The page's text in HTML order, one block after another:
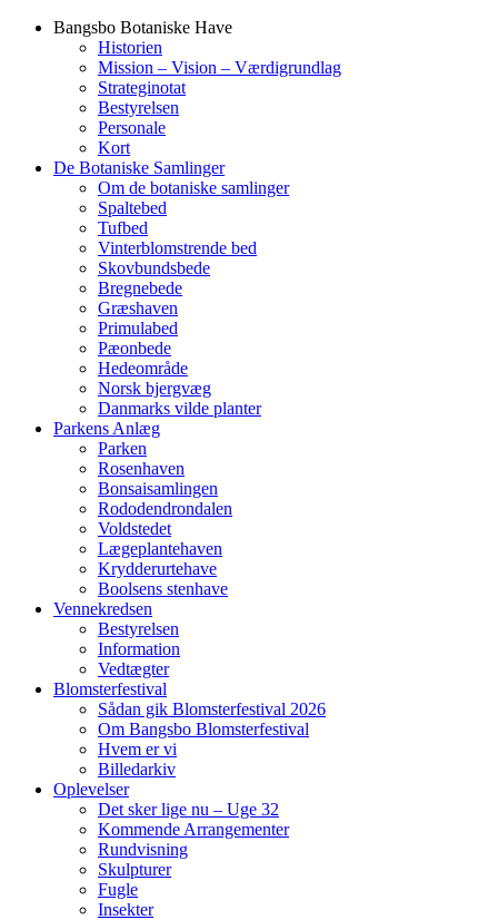
Bangsbo Botaniske Have
Historien
Mission – Vision – Værdigrundlag
Strateginotat
Bestyrelsen
Personale
Kort
De Botaniske Samlinger
Om de botaniske samlinger
Spaltebed
Tufbed
Vinterblomstrende bed
Skovbundsbede
Bregnebede
Græshaven
Primulabed
Pæonbede
Hedeområde
Norsk bjergvæg
Danmarks vilde planter
Parkens Anlæg
Parken
Rosenhaven
Bonsaisamlingen
Rododendrondalen
Voldstedet
Lægeplantehaven
Krydderurtehave
Boolsens stenhave
Vennekredsen
Bestyrelsen
Information
Vedtægter
Blomsterfestival
Sådan gik Blomsterfestival 2026
Om Bangsbo Blomsterfestival
Hvem er vi
Billedarkiv
Oplevelser
Det sker lige nu – Uge 32
Kommende Arrangementer
Rundvisning
Skulpturer
Fugle
Insekter